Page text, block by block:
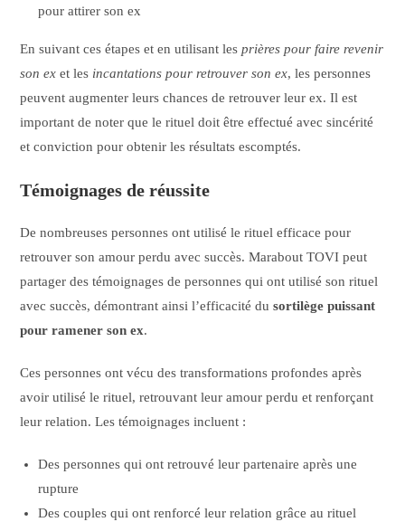
pour attirer son ex
En suivant ces étapes et en utilisant lesprières pour faire revenir
son ex et les incantations pour retrouver son ex, les personnes
peuvent augmenter leurs chances de retrouver leur ex. Il est
important de noter que le rituel doit être effectué avec sincérité
et conviction pour obtenir les résultats escomptés.
Témoignages de réussite
De nombreuses personnes ont utilisé le rituel efficace pour
retrouver son amour perdu avec succès. Marabout TOVI peut
partager des témoignages de personnes qui ont utilisé son rituel
avec succès, démontrant ainsi l’efficacité dusortilège puissant
pour ramener son ex.
Ces personnes ont vécu des transformations profondes après
avoir utilisé le rituel, retrouvant leur amour perdu et renforçant
leur relation. Les témoignages incluent :
Des personnes qui ont retrouvé leur partenaire après une
rupture
Des couples qui ont renforcé leur relation grâce au rituel